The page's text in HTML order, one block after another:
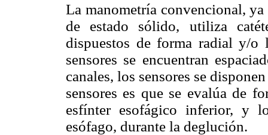
La manometría convencional,
de estado sólido, utiliza
dispuestos de forma radial y/o
sensores se encuentran
canales, los sensores se
sensores es que se evalúa de
esfínter esofágico inferior, y
esófago, durante la deglución.